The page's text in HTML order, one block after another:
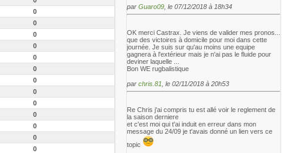
0
0
0
0
0
0
0
0
0
0
0
0
0
par Guaro09, le 07/12/2018 à 18h34
OK merci Castrax. Je viens de valider mes pronos...
que des victoires à domicile pour moi dans cette
journée. Je suis sur qu'au moins une equipe
gagnera à l'extérieur mais je n'ai pas le fluide pour
deviner laquelle ...
Bon WE rugbalistique
par chris.81 , le 02/11/2018 à 20h53
Re Chris j'ai compris tu est allé voir le reglement de
la saison derniere
et c'est moi qui t'ai induit en erreur dans mon
message du 24/09 je t'avais donné un lien vers ce
topic